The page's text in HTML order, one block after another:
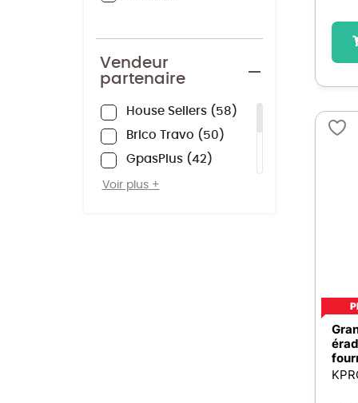
Vendeur
partenaire
House Sellers
58
Brico Travo
50
GpasPlus
42
ZOOMICI
Voir plus